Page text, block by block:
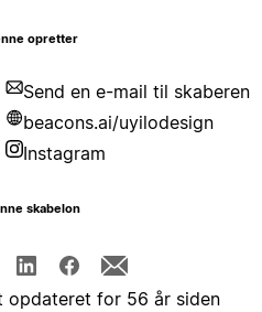
opretter
Send en e-mail til skaberen
beacons.ai/uyilodesign
Instagram
skabelon
opdateret for 56 år siden